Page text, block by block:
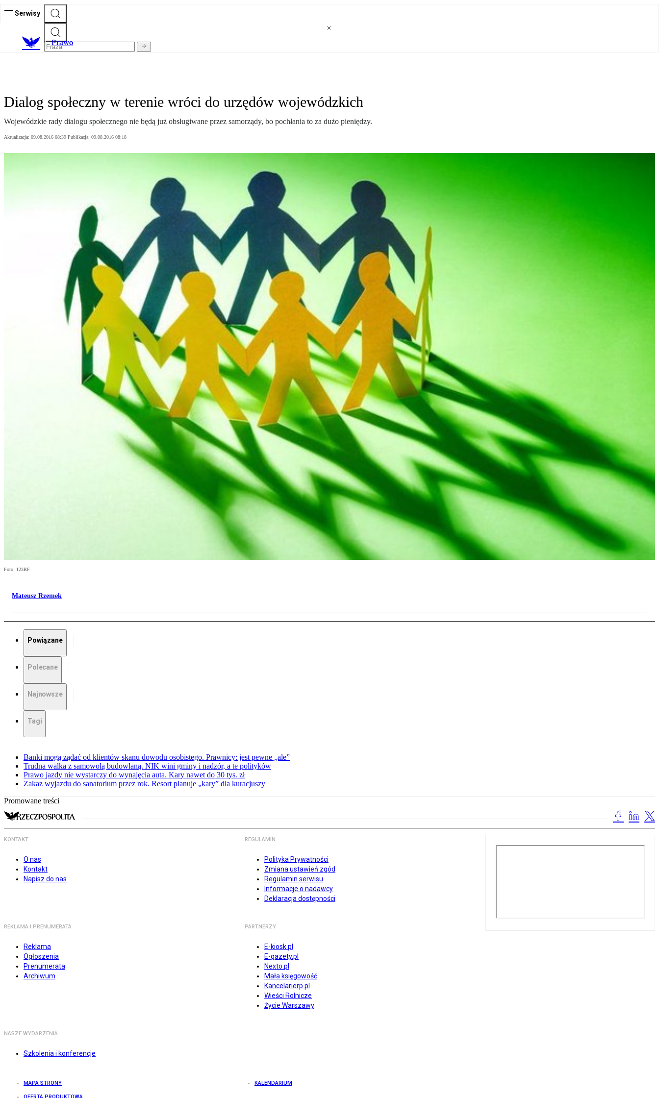
Serwisy
Prawo
Dialog społeczny w terenie wróci do urzędów wojewódzkich
Wojewódzkie rady dialogu społecznego nie będą już obsługiwane przez samorządy, bo pochłania to za dużo pieniędzy.
Aktualizacja: 09.08.2016 08:39 Publikacja: 09.08.2016 08:18
Foto: 123RF
Mateusz Rzemek
Powiązane
Polecane
Najnowsze
Tagi
Banki mogą żądać od klientów skanu dowodu osobistego. Prawnicy: jest pewne „ale”
Trudna walka z samowolą budowlaną. NIK wini gminy i nadzór, a te polityków
Prawo jazdy nie wystarczy do wynajęcia auta. Kary nawet do 30 tys. zł
Zakaz wyjazdu do sanatorium przez rok. Resort planuje „kary” dla kuracjuszy
Promowane treści
KONTAKT
O nas
Kontakt
Napisz do nas
REGULAMIN
Polityka Prywatności
Zmiana ustawień zgód
Regulamin serwisu
Informacje o nadawcy
Deklaracja dostępności
REKLAMA I PRENUMERATA
Reklama
Ogłoszenia
Prenumerata
Archiwum
PARTNERZY
E-kiosk.pl
E-gazety.pl
Nexto.pl
Mała księgowość
Kancelarierp.pl
Wieści Rolnicze
Życie Warszawy
NASZE WYDARZENIA
Szkolenia i konferencje
MAPA STRONY KALENDARIUM